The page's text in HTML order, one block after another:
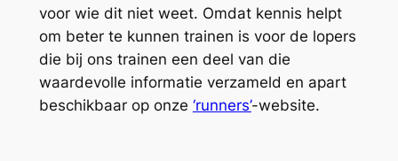
voor wie dit niet weet. Omdat kennis helpt
om beter te kunnen trainen is voor de lopers
die bij ons trainen een deel van die
waardevolle informatie verzameld en apart
beschikbaar op onze ‘runners’-website.